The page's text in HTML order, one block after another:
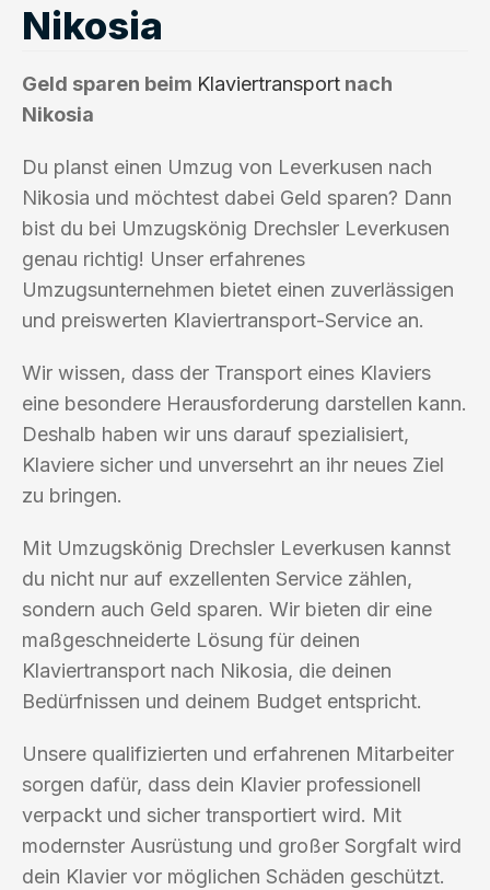
Nikosia
Geld sparen beim Klaviertransport nach
Nikosia
Du planst einen Umzug von Leverkusen nach
Nikosia und möchtest dabei Geld sparen? Dann
bist du bei Umzugskönig Drechsler Leverkusen
genau richtig! Unser erfahrenes
Umzugsunternehmen bietet einen zuverlässigen
und preiswerten Klaviertransport-Service an.
Wir wissen, dass der Transport eines Klaviers
eine besondere Herausforderung darstellen kann.
Deshalb haben wir uns darauf spezialisiert,
Klaviere sicher und unversehrt an ihr neues Ziel
zu bringen.
Mit Umzugskönig Drechsler Leverkusen kannst
du nicht nur auf exzellenten Service zählen,
sondern auch Geld sparen. Wir bieten dir eine
maßgeschneiderte Lösung für deinen
Klaviertransport nach Nikosia, die deinen
Bedürfnissen und deinem Budget entspricht.
Unsere qualifizierten und erfahrenen Mitarbeiter
sorgen dafür, dass dein Klavier professionell
verpackt und sicher transportiert wird. Mit
modernster Ausrüstung und großer Sorgfalt wird
dein Klavier vor möglichen Schäden geschützt.